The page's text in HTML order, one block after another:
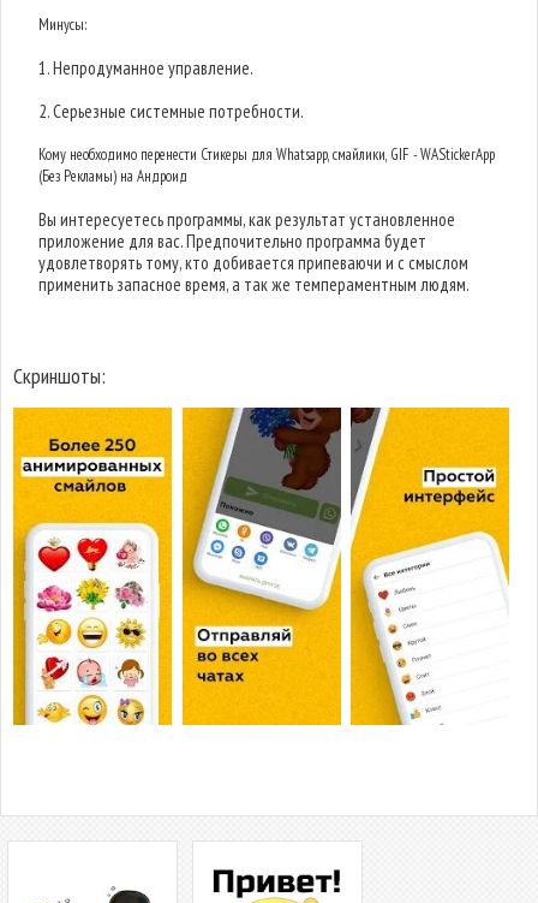
Минусы:
1. Непродуманное управление.
2. Серьезные системные потребности.
Кому необходимо перенести Стикеры для Whatsapp, смайлики, GIF - WAStickerApp
(Без Рекламы) на Андроид
Вы интересуетесь программы, как результат установленное
приложение для вас. Предпочительно программа будет
удовлетворять тому, кто добивается припеваючи и с смыслом
применить запасное время, а так же темпераментным людям.
Скриншоты: